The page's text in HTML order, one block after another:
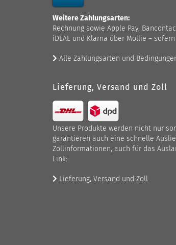
Weitere Zahlungsarten:
Rechnung sowie Apple Pay,
iDEAL und Klarna über Mollie –
Alle Zahlungsarten und
Lieferung, Versand und Zoll
Unsere Produkte werden nicht nur
garantieren auch eine schnelle
Zollinformationen, auch für das
Link:
Lieferung, Versand und Zoll